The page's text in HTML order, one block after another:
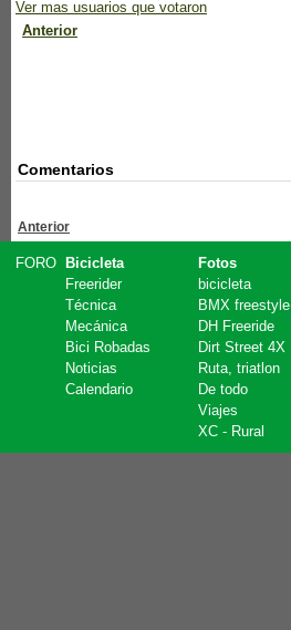
Ver mas usuarios que votaron
Anterior
Comentarios
Anterior
FORO
Bicicleta
Freerider
Técnica
Mecánica
Bici Robadas
Noticias
Calendario
Fotos
bicicleta
BMX freestyle
DH Freeride
Dirt Street 4X
Ruta, triatlon
De todo
Viajes
XC - Rural